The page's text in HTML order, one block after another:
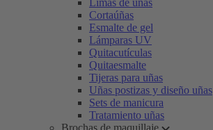
Limas de uñas
Cortaúñas
Esmalte de gel
Lámparas UV
Quitacutículas
Quitaesmalte
Tijeras para uñas
Uñas postizas y diseño uñas
Sets de manicura
Tratamiento uñas
Brochas de maquillaje